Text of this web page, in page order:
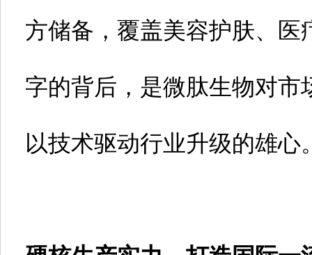
方储备，覆盖美容护肤、
字的背后，是微肽生物对
以技术驱动行业升级的雄心